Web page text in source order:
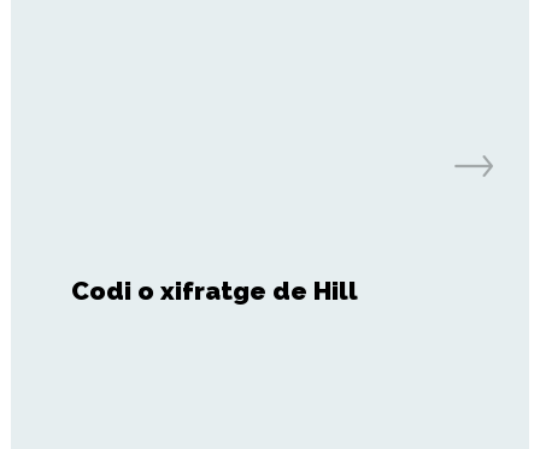
Codi o xifratge de Hill